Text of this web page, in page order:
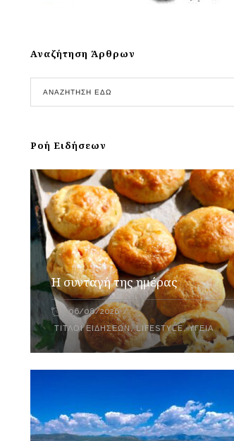
Αναζήτηση Άρθρων
Ροή Ειδήσεων
Η συνταγή της ημέρας
06/08/2026
ΤΊΤΛΟΙ ΕΙΔΉΣΕΩΝ,LIFESTYLE,ΥΓΕΊΑ